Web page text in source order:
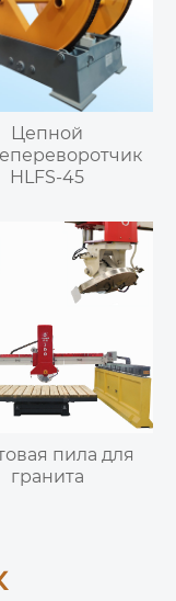
Цепной
HLFS-45
пила для
гранита